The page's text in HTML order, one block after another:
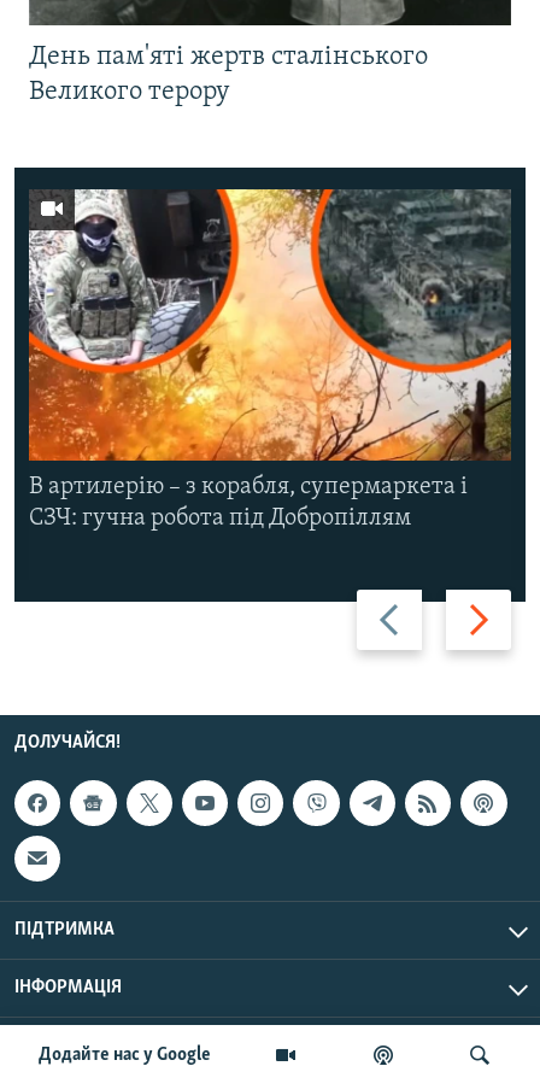
Додайте нас у Google
День пам'яті жертв сталінського
Великого терору
Назад Вперед
В артилерію – з корабля, супермаркета і
СЗЧ: гучна робота під Добропіллям
ДОЛУЧАЙСЯ!
ПІДТРИМКА
ІНФОРМАЦІЯ
© Радіо Свобода, 2026 | Усі права застережено.
UTC+3